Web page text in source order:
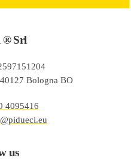
® Srl
Bologna BO
4095416
us